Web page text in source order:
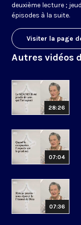
deuxième lecture ;
épisodes à la suite.
Visiter la page
Autres vidéos
28:26
07:04
07:36